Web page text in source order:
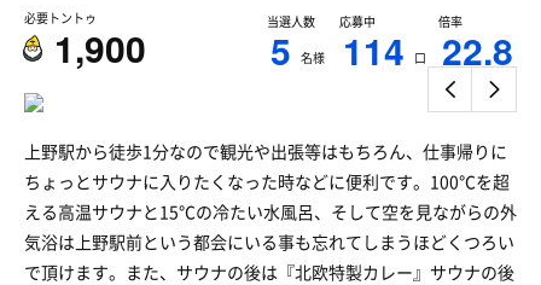
必要トントゥ
1,900
当選人数
5 名様
応募中
114 口
倍率
22.8
上野駅から徒歩1分なので観光や出張等はもちろん、仕事帰りに
ちょっとサウナに入りたくなった時などに便利です。100℃を超
える高温サウナと15℃の冷たい水風呂、そして空を見ながらの外
気浴は上野駅前という都会にいる事も忘れてしまうほどくつろい
で頂けます。また、サウナの後は『北欧特製カレー』サウナの後